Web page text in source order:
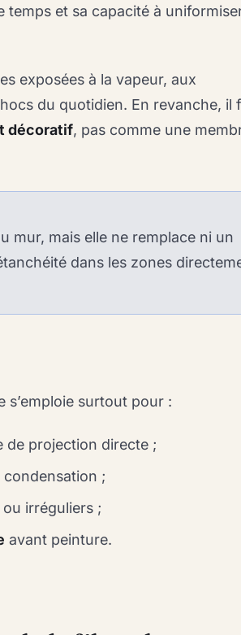
temps et sa capacité à
exposées à la vapeur, aux
du quotidien. En revanche, il
décoratif, pas comme une
mur, mais elle ne remplace ni un
dans les zones
s’emploie surtout pour :
de projection directe ;
condensation ;
irréguliers ;
avant peinture.